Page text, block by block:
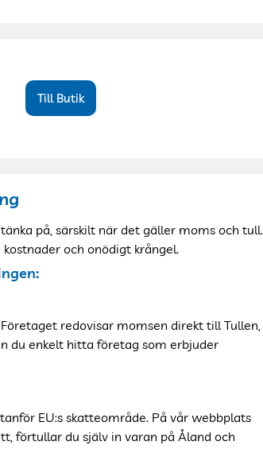
Till Butik
på, särskilt när det gäller moms och tull.
och onödigt krångel.
redovisar momsen direkt till Tullen,
du enkelt hitta företag som erbjuder
EU:s skatteområde. På vår webbplats
förtullar du själv in varan på Åland och